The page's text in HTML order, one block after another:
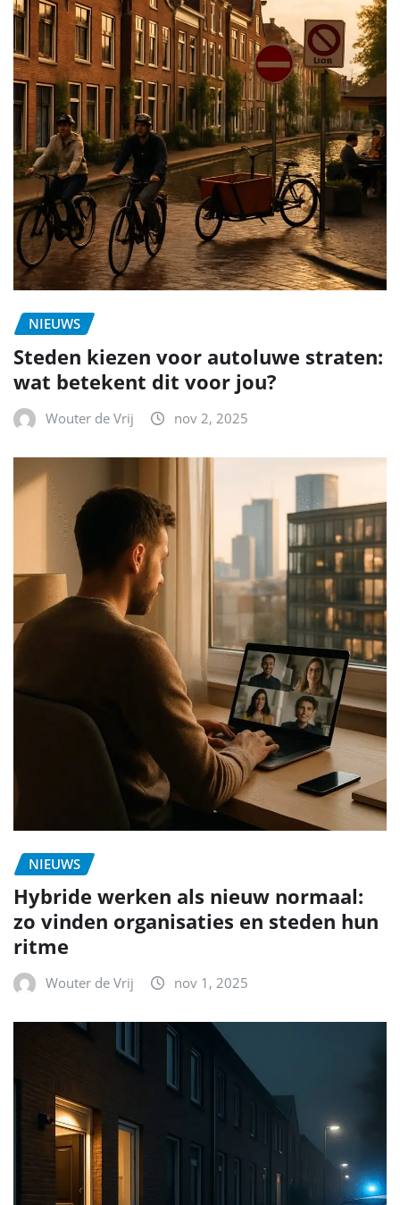
NIEUWS
Steden kiezen voor autoluwe straten:
wat betekent dit voor jou?
Wouter de Vrij nov 2, 2025
NIEUWS
Hybride werken als nieuw normaal:
zo vinden organisaties en steden hun
ritme
Wouter de Vrij nov 1, 2025